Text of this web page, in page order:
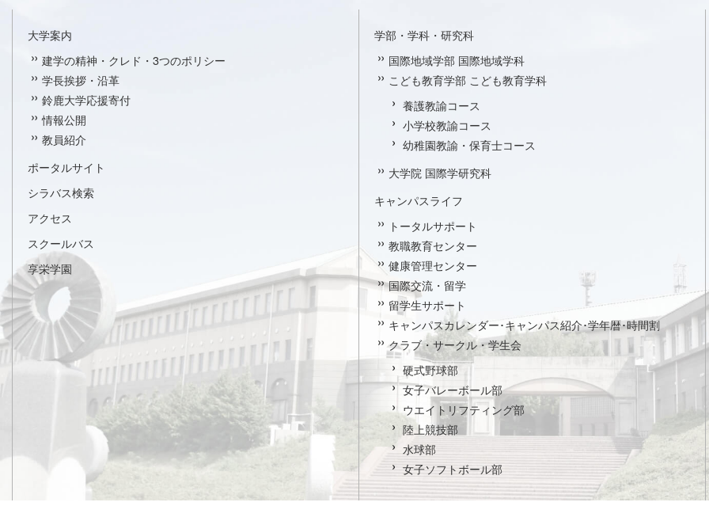
大学案内
建学の精神・クレド・3つのポリシー
学長挨拶・沿革
鈴鹿大学応援寄付
情報公開
教員紹介
ポータルサイト
シラバス検索
アクセス
スクールバス
享栄学園
学部・学科・研究科
国際地域学部 国際地域学科
こども教育学部 こども教育学科
養護教諭コース
小学校教諭コース
幼稚園教諭・保育士コース
大学院 国際学研究科
キャンパスライフ
トータルサポート
教職教育センター
健康管理センター
国際交流・留学
留学生サポート
キャンパスカレンダー･キャンパス紹介･学年暦･時間割
クラブ・サークル・学生会
硬式野球部
女子バレーボール部
ウエイトリフティング部
陸上競技部
水球部
女子ソフトボール部